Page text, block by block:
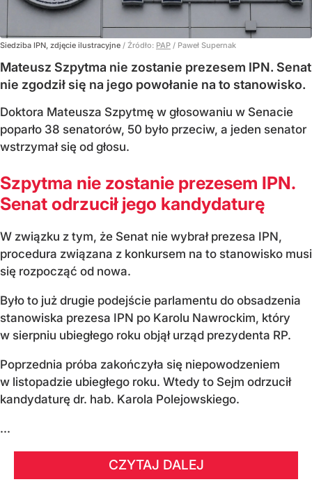
Siedziba IPN, zdjęcie ilustracyjne / Źródło: PAP / Paweł Supernak
Mateusz Szpytma nie zostanie prezesem IPN. Senat
nie zgodził się na jego powołanie na to stanowisko.
Doktora Mateusza Szpytmę w głosowaniu w Senacie
poparło 38 senatorów, 50 było przeciw, a jeden senator
wstrzymał się od głosu.
Szpytma nie zostanie prezesem IPN.
Senat odrzucił jego kandydaturę
W związku z tym, że Senat nie wybrał prezesa IPN,
procedura związana z konkursem na to stanowisko musi
się rozpocząć od nowa.
Było to już drugie podejście parlamentu do obsadzenia
stanowiska prezesa IPN po Karolu Nawrockim, który
w sierpniu ubiegłego roku objął urząd prezydenta RP.
Poprzednia próba zakończyła się niepowodzeniem
w listopadzie ubiegłego roku. Wtedy to Sejm odrzucił
kandydaturę dr. hab. Karola Polejowskiego.
...
CZYTAJ DALEJ